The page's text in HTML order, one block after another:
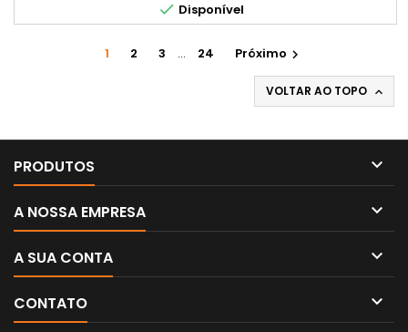
 Disponível
1 2 3 … 24 Próximo 
VOLTAR AO TOPO 
PRODUTOS 
A NOSSA EMPRESA 
A SUA CONTA 
CONTATO 